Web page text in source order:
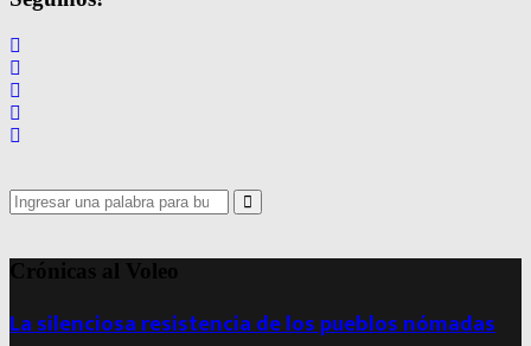
Search
for:
Search
Crónicas al Voleo
La silenciosa resistencia de los pueblos nómadas